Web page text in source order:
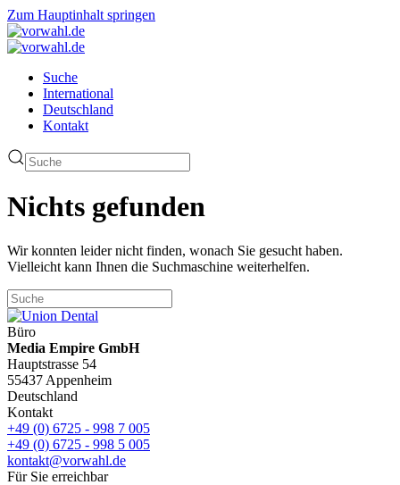
Zum Hauptinhalt springen
Suche
International
Deutschland
Kontakt
Nichts gefunden
Wir konnten leider nicht finden, wonach Sie gesucht haben.
Vielleicht kann Ihnen die Suchmaschine weiterhelfen.
Büro
Media Empire GmbH
Hauptstrasse 54
55437 Appenheim
Deutschland
Kontakt
+49 (0) 6725 - 998 7 005
+49 (0) 6725 - 998 5 005
kontakt@vorwahl.de
Für Sie erreichbar